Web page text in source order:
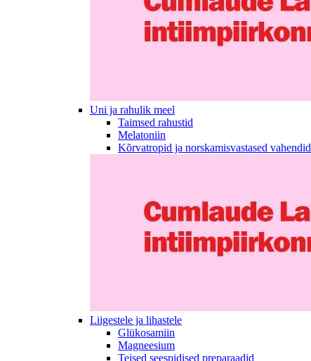
Uni ja rahulik meel
Taimsed rahustid
Melatoniin
Kõrvatropid ja norskamisvastased vahendid
Liigestele ja lihastele
Glükosamiin
Magneesium
Teised seespidised preparaadid